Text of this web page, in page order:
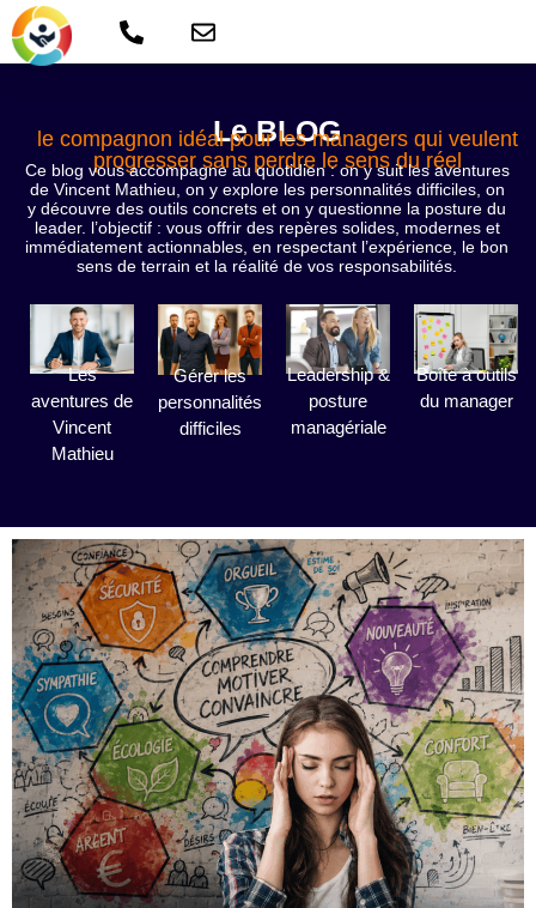
Le BLOG
le compagnon idéal pour les managers qui veulent
progresser sans perdre le sens du réel
Ce blog vous accompagne au quotidien : on y suit les aventures
de Vincent Mathieu, on y explore les personnalités difficiles, on
y découvre des outils concrets et on y questionne la posture du
leader. l’objectif : vous offrir des repères solides, modernes et
immédiatement actionnables, en respectant l’expérience, le bon
sens de terrain et la réalité de vos responsabilités.
Les
aventures de
Vincent
Mathieu
Gérer les
personnalités
difficiles
Leadership &
posture
managériale
Boîte à outils
du manager